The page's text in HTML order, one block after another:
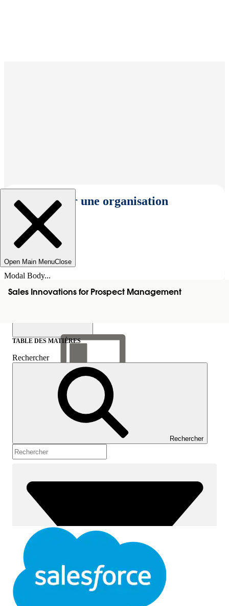
Sélectionner une organisation
Open Main MenuClose
Modal Body...
Sales Innovations for Prospect Management
Afficher la table des
matières
Table des matières
TABLE DES MATIÈRES
Rechercher
Rechercher